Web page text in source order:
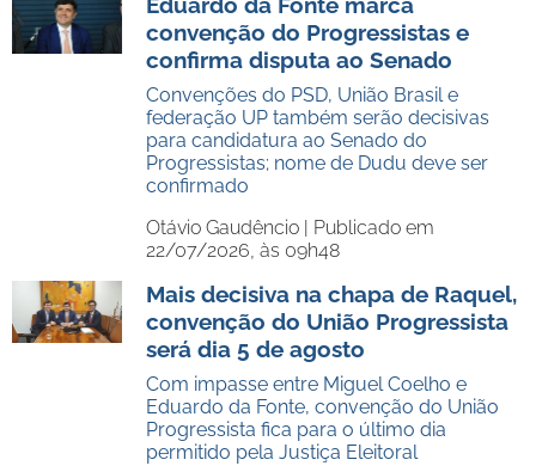
convenção do Progressistas e
confirma disputa ao Senado
Convenções do PSD, União Brasil e
federação UP também serão decisivas
para candidatura ao Senado do
Progressistas; nome de Dudu deve ser
confirmado
Otávio Gaudêncio | Publicado em
22/07/2026, às 09h48
Mais decisiva na chapa de Raquel,
convenção do União Progressista
será dia 5 de agosto
Com impasse entre Miguel Coelho e
Eduardo da Fonte, convenção do União
Progressista fica para o último dia
permitido pela Justiça Eleitoral